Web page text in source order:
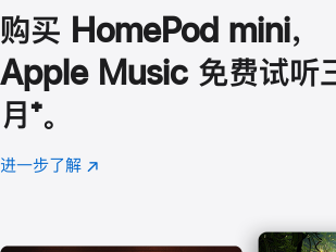
购买 HomePod mini，
Apple Music 免费试听
月 脚
注
⁺。
进一步了解 Apple
(在
口